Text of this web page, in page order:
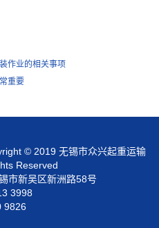
作业的相关事项
重要
© 2019 无锡市众兴起重运输
Reserved
市新吴区新洲路58号
3998
9826